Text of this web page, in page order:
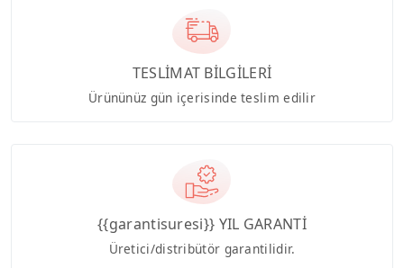
TESLİMAT BİLGİLERİ
Ürününüz gün içerisinde teslim edilir
{{garantisuresi}} YIL GARANTİ
Üretici/distribütör garantilidir.